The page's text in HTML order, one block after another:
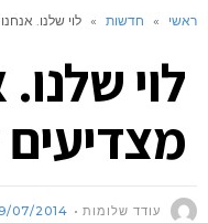
ראשי » חדשות » לוי שלנו.
לוי
עודד שלומות 07/2014